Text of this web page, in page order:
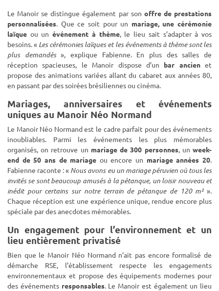
Le Manoir se distingue également par son offre de prestations
personnalisées. Que ce soit pour un mariage, une cérémonie
laïque ou unévénement à thème, le lieu sait s’adapter à vos
besoins. « Les cérémonies laïques et les événements à thème sont les
plus demandés», explique Fabienne. En plus des salles de
réception spacieuses, le Manoir dispose d’un bar ancienet
propose des animations variées allant du cabaret aux années 80,
en passant par des soirées brésiliennes ou cinéma.
Mariages, anniversaires et événements
uniques au Manoir Néo Normand
Le Manoir Néo Normand est le cadre parfait pour des événements
inoubliables. Parmi les événements les plus mémorables
organisés, on retrouve un mariage de 300 personnes, unweek-
end de 50 ans de mariage ou encore un mariage années 20.
Fabienne raconte : « Nous avons eu un mariage péruvien où tous les
invités se sont beaucoup amusés à la pétanque, un loisir nouveau et
inédit pour certains sur notre terrain de pétanque de 120 m²».
Chaque réception est une expérience unique, rendue encore plus
spéciale par des anecdotes mémorables.
Un engagement pour l’environnement et un
lieu entièrement privatisé
Bien que le Manoir Néo Normand n’ait pas encore formalisé de
démarche RSE, l’établissement respecte les engagements
environnementaux et propose des équipements modernes pour
des événements responsables. Le Manoir est également un lieu